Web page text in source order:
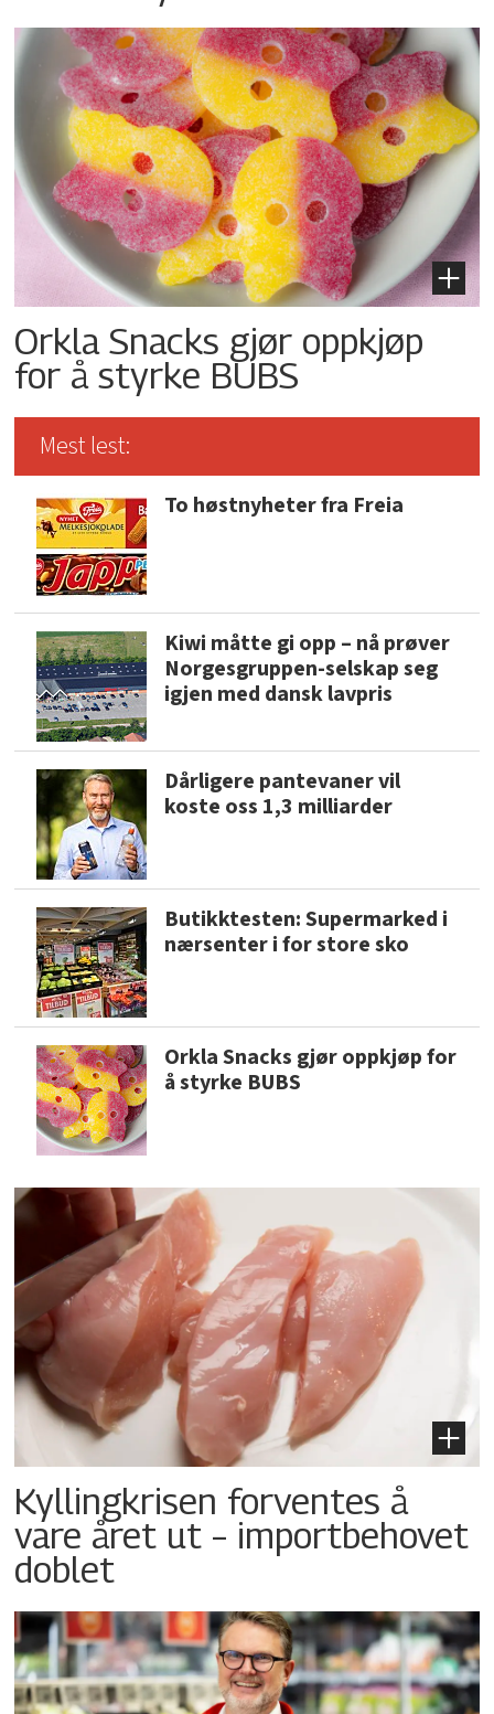
Orkla Snacks gjør oppkjøp
for å styrke BUBS
Mest lest:
To høstnyheter fra Freia
Kiwi måtte gi opp – nå prøver
Norgesgruppen-selskap seg
igjen med dansk lavpris
Dårligere pantevaner vil
koste oss 1,3 milliarder
Butikktesten: Supermarked i
nærsenter i for store sko
Orkla Snacks gjør oppkjøp for
å styrke BUBS
Kyllingkrisen forventes å
vare året ut – importbehovet
doblet